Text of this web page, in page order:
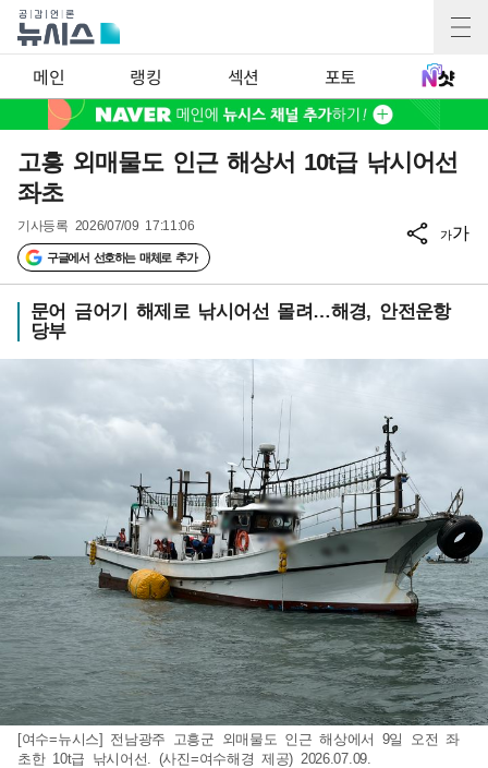
메인 랭킹 섹션 포토
고흥 외매물도 인근 해상서 10t급 낚시어선
좌초
기사등록 2026/07/09 17:11:06
구글에서 선호하는 매체로 추가
가가
문어 금어기 해제로 낚시어선 몰려…해경, 안전운항
당부
[여수=뉴시스] 전남광주 고흥군 외매물도 인근 해상에서 9일 오전 좌
초한 10t급 낚시어선. (사진=여수해경 제공) 2026.07.09.